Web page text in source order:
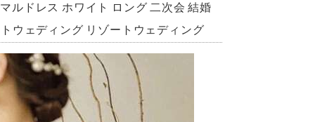
ルドレス ホワイト ロング 二次会 結婚
ウェディング リゾートウェディング